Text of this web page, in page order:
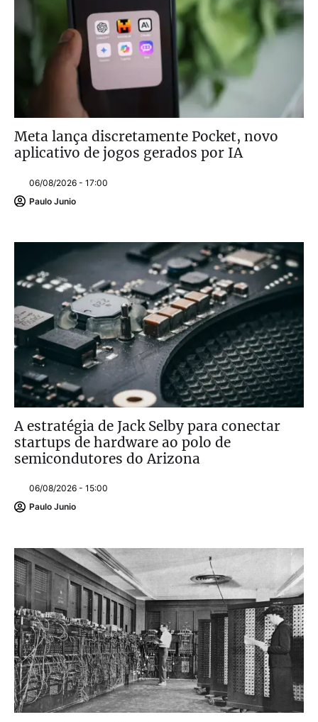
Meta lança discretamente Pocket, novo
aplicativo de jogos gerados por IA
06/08/2026 - 17:00
Paulo Junio
A estratégia de Jack Selby para conectar
startups de hardware ao polo de
semicondutores do Arizona
06/08/2026 - 15:00
Paulo Junio